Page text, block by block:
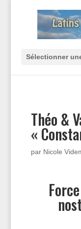
Sélectionner
Théo &
«
par Nicole